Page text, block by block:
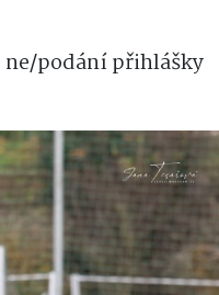
podání přihlášky